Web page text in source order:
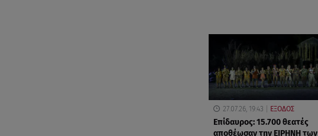
27.07.26, 19:43 ΕΞΟΔΟΣ
Επίδαυρος: 15.700 θεατές
αποθέωσαν την ΕΙΡΗΝΗ των